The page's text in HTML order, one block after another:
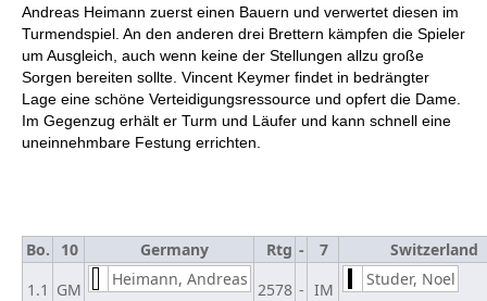
Andreas Heimann zuerst einen Bauern und verwertet diesen im
Turmendspiel. An den anderen drei Brettern kämpfen die Spieler
um Ausgleich, auch wenn keine der Stellungen allzu große
Sorgen bereiten sollte. Vincent Keymer findet in bedrängter
Lage eine schöne Verteidigungsressource und opfert die Dame.
Im Gegenzug erhält er Turm und Läufer und kann schnell eine
uneinnehmbare Festung errichten.
Bo. 10 Germany Rtg - 7
Switzerland
1.1 GM
Heimann, Andreas
2578 - IM
Studer, Noel